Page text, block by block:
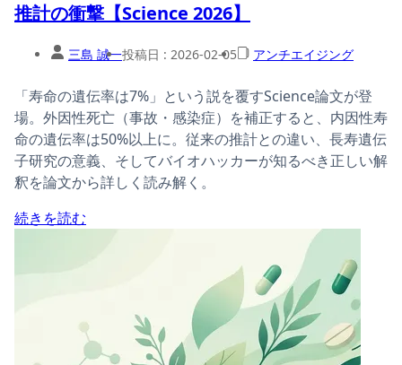
推計の衝撃【Science 2026】
三島 誠一投稿日 : 2026-02-05 アンチエイジング
「寿命の遺伝率は7%」という説を覆すScience論文が登
場。外因性死亡（事故・感染症）を補正すると、内因性寿
命の遺伝率は50%以上に。従来の推計との違い、長寿遺伝
子研究の意義、そしてバイオハッカーが知るべき正しい解
釈を論文から詳しく読み解く。
続きを読む